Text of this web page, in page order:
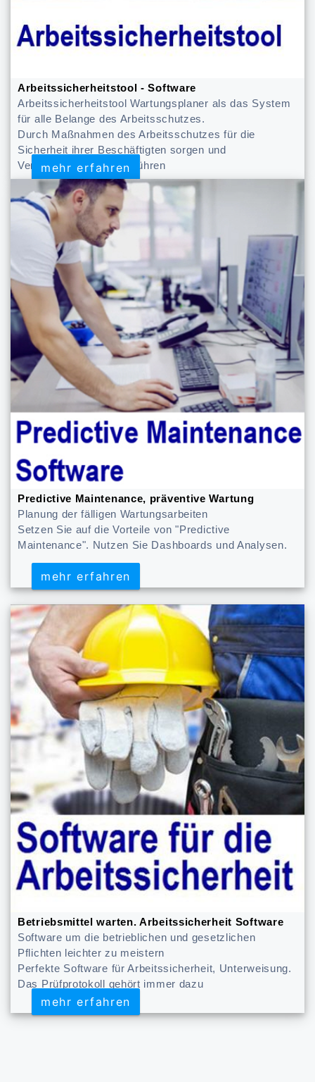
Arbeitssicherheitstool - Software
Arbeitssicherheitstool Wartungsplaner als das System
für alle Belange des Arbeitsschutzes.
Durch Maßnahmen des Arbeitsschutzes für die
Sicherheit ihrer Beschäftigten sorgen und
Verbesserungen herbeiführen
mehr erfahren
mehr erfahren
Predictive Maintenance, präventive Wartung
Planung der fälligen Wartungsarbeiten
Setzen Sie auf die Vorteile von "Predictive
Maintenance". Nutzen Sie Dashboards und Analysen.
mehr erfahren
mehr erfahren
Betriebsmittel warten. Arbeitssicherheit Software
Software um die betrieblichen und gesetzlichen
Pflichten leichter zu meistern
Perfekte Software für Arbeitssicherheit, Unterweisung.
Das Prüfprotokoll gehört immer dazu
mehr erfahren
mehr erfahren